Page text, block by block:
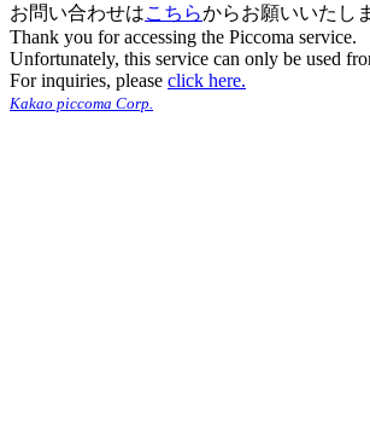
お問い合わせはこちらからお願いいたし
Thank you for accessing the Piccoma service.
Unfortunately, this service can only be used
For inquiries, please click here.
Kakao piccoma Corp.